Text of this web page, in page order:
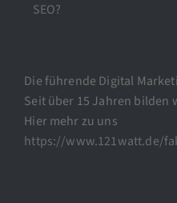
SEO?
Die führende Digital
Seit über 15 Jahren bilden
Hier mehr zu uns
https://www.121watt.de/